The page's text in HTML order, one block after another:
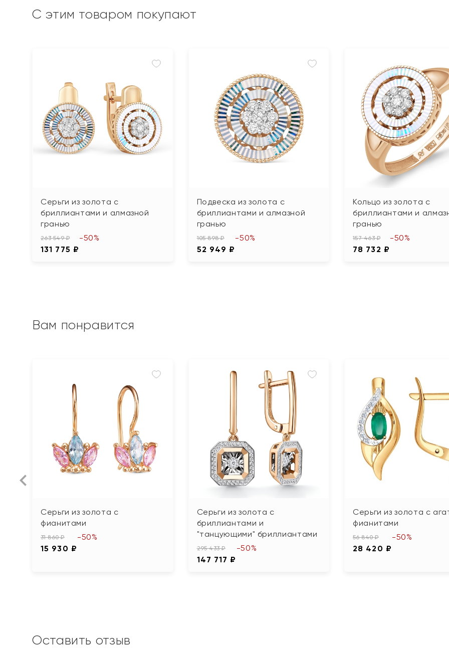
С этим товаром покупают
Серьги из золота с
бриллиантами и алмазной
гранью
263 549 ₽
131 775 ₽
-50%
Подвеска из золота с
бриллиантами и алмазной
гранью
105 898 ₽
52 949 ₽
-50%
Кольцо из золота с
бриллиантами и
гранью
157 463 ₽
78 732 ₽
-50%
Вам понравится
Серьги из золота с
фианитами
31 860 ₽
15 930 ₽
-50%
Серьги из золота с
бриллиантами и
"танцующими" бриллиантами
295 433 ₽
147 717 ₽
-50%
Серьги из золота с
фианитами
56 840 ₽
28 420 ₽
-50%
Оставить отзыв